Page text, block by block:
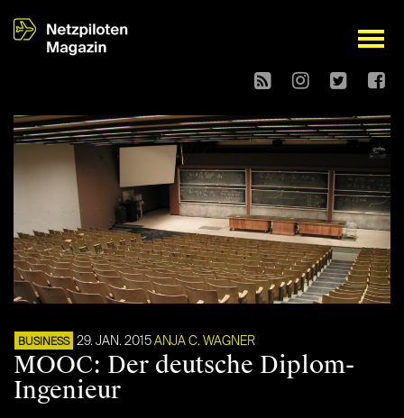
open
BUSINESS 29. JAN. 2015 ANJA C. WAGNER
MOOC: Der deutsche Diplom-
Ingenieur